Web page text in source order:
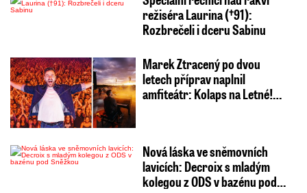
režiséra Laurina (†91):
Rozbrečeli i dceru Sabinu
Marek Ztracený po dvou
letech příprav naplnil
amfiteátr: Kolaps na Letné!…
Nová láska ve sněmovních
lavicích: Decroix s mladým
kolegou z ODS v bazénu pod…